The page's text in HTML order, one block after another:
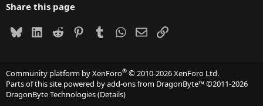
Share this page
BlueskyLinkedIn
Reddit PinterestTumblrWhatsApp
EmailLink
Community platform by XenForo® © 2010-2026 XenForo Ltd.
Parts of this site powered byadd-ons from DragonByte™©2011-2026
DragonByte Technologies(Details)